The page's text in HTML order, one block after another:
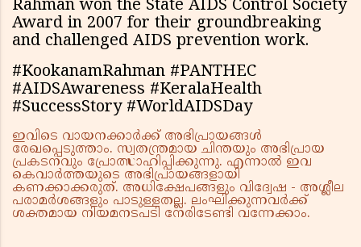
Rahman won the State AIDS Control Society
Award in 2007 for their groundbreaking
and challenged AIDS prevention work.
#KookanamRahman #PANTHEC
#AIDSAwareness #KeralaHealth
#SuccessStory #WorldAIDSDay
ഇവിടെ വായനക്കാർക്ക് അഭിപ്രായങ്ങൾ
രേഖപ്പെടുത്താം. സ്വതന്ത്രമായ ചിന്തയും അഭിപ്രായ
പ്രകടനവും പ്രോത്സാഹിപ്പിക്കുന്നു. എന്നാൽ ഇവ
കെവാർത്തയുടെ അഭിപ്രായങ്ങളായി
കണക്കാക്കരുത്. അധിക്ഷേപങ്ങളും വിദ്വേഷ - അശ്ലീല
പരാമർശങ്ങളും പാടുള്ളതല്ല. ലംഘിക്കുന്നവർക്ക്
ശക്തമായ നിയമനടപടി നേരിടേണ്ടി വന്നേക്കാം.